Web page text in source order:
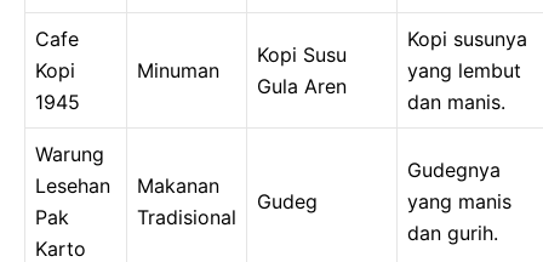
Cafe
Kopi
1945
Minuman
Kopi Susu
Gula Aren
Kopi susunya
yang lembut
dan manis.
Warung
Lesehan
Pak
Karto
Makanan
Tradisional
Gudeg
Gudegnya
yang manis
dan gurih.